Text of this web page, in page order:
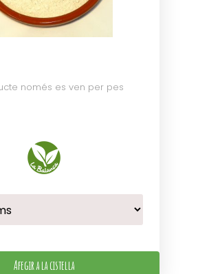
només es ven per pes
Afegir a la cistella